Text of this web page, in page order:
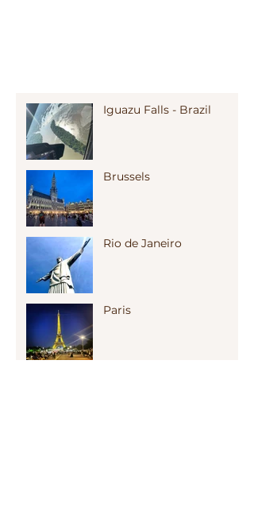
Iguazu Falls - Brazil
Brussels
Rio de Janeiro
Paris